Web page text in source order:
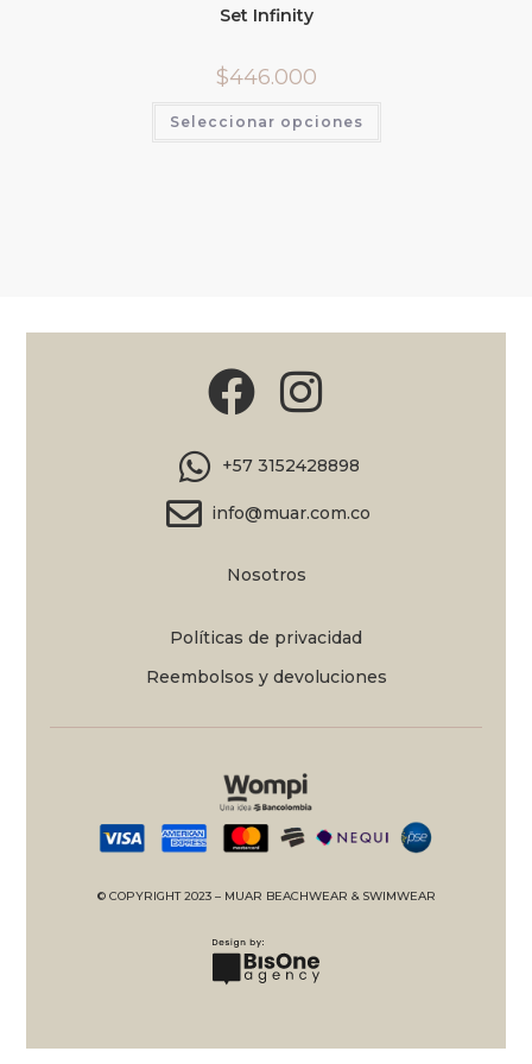
Set Infinity
$446.000
Seleccionar opciones
+57 3152428898
info@muar.com.co
Nosotros
Políticas de privacidad
Reembolsos y devoluciones
© COPYRIGHT 2023 – MUAR BEACHWEAR & SWIMWEAR